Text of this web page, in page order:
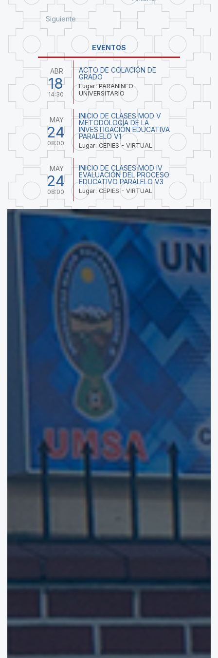
Siguiente
EVENTOS
ABR
18
14:30
ACTO DE COLACIÓN DE
GRADO
Lugar: PARANINFO
UNIVERSITARIO
MAY
24
08:00
INICIO DE CLASES MOD V
METODOLOGÍA DE LA
INVESTIGACIÓN EDUCATIVA
PARALELO V1
Lugar: CEPIES - VIRTUAL
MAY
24
08:00
INICIO DE CLASES MOD IV
EVALUACIÓN DEL PROCESO
EDUCATIVO PARALELO V3
Lugar: CEPIES - VIRTUAL